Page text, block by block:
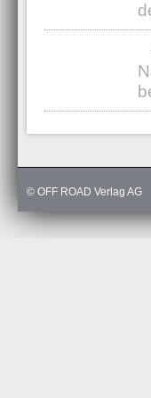
© OFF ROAD Verlag AG